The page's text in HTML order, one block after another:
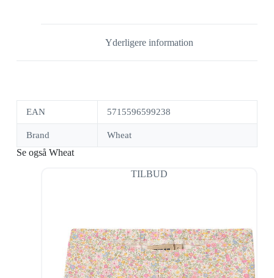
Yderligere information
EAN 5715596599238
Brand Wheat
Se også Wheat
TILBUD